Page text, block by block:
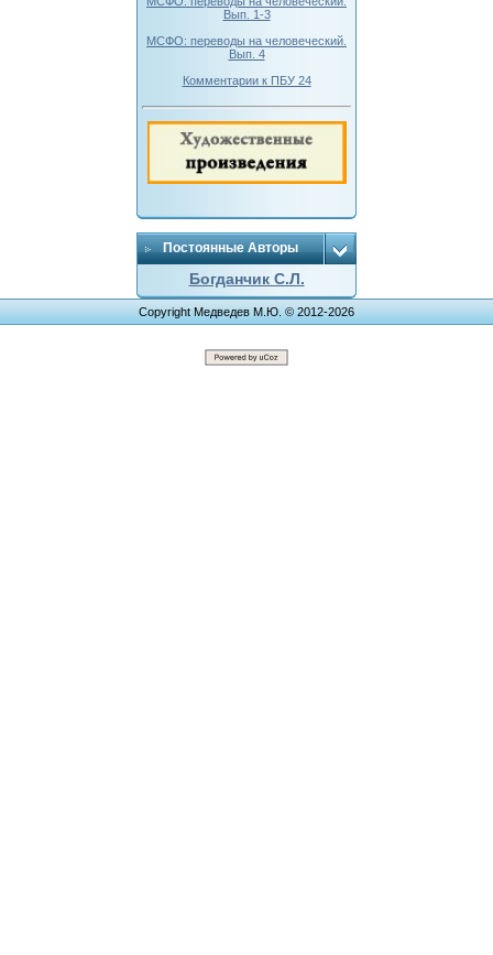
Вып. 1-3
МСФО: переводы на человеческий.
Вып. 4
Комментарии к ПБУ 24
Постоянные Авторы
Богданчик С.Л.
Copyright Медведев М.Ю. © 2012-2026